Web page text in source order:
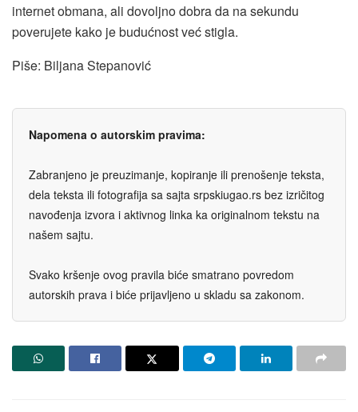
internet obmana, ali dovoljno dobra da na sekundu
poverujete kako je budućnost već stigla.
Piše: Biljana Stepanović
Napomena o autorskim pravima:
Zabranjeno je preuzimanje, kopiranje ili prenošenje teksta,
dela teksta ili fotografija sa sajta srpskiugao.rs bez izričitog
navođenja izvora i aktivnog linka ka originalnom tekstu na
našem sajtu.
Svako kršenje ovog pravila biće smatrano povredom
autorskih prava i biće prijavljeno u skladu sa zakonom.